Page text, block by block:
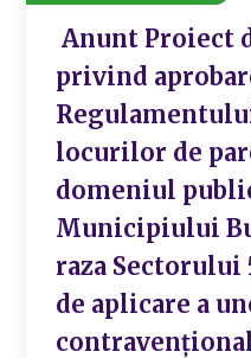
Anunt Proiect
privind
locurilor de
domeniul
Municipiului
raza Sectorului
de aplicare a